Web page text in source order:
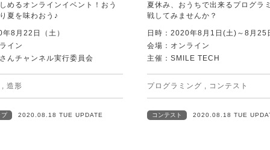
めるオンラインイベント！おう
夏を味わおう♪
8月22日（土）
イン
んチャンネル実行委員会
, 造形
プ 2020.08.18 TUE UPDATE
夏休み、おうちで出来るプログラ
戦してみませんか？
日時：2020年8月1日(土)～8月25
会場：オンライン
主催：SMILE TECH
プログラミング , コンテスト
コンテスト 2020.08.18 TUE